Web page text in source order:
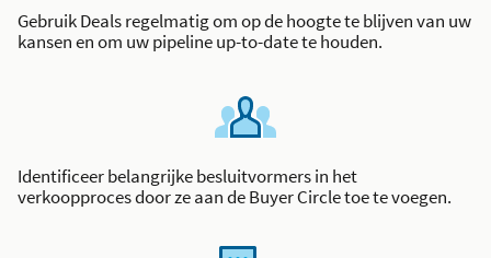
Gebruik Deals regelmatig om op de hoogte te blijven van uw
kansen en om uw pipeline up-to-date te houden.
Identificeer belangrijke besluitvormers in het
verkoopproces door ze aan de Buyer Circle toe te voegen.